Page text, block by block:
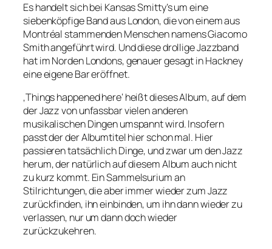
Es handelt sich bei Kansas Smitty’s um eine
siebenköpfige Band aus London, die von einem aus
Montréal stammenden Menschen namens Giacomo
Smith angeführt wird. Und diese drollige Jazzband
hat im Norden Londons, genauer gesagt in Hackney
eine eigene Bar eröffnet.
‚Things happened here‘ heißt dieses Album, auf dem
der Jazz von unfassbar vielen anderen
musikalischen Dingen umspannt wird. Insofern
passt der der Albumtitel hier schon mal. Hier
passieren tatsächlich Dinge, und zwar um den Jazz
herum, der natürlich auf diesem Album auch nicht
zu kurz kommt. Ein Sammelsurium an
Stilrichtungen, die aber immer wieder zum Jazz
zurückfinden, ihn einbinden, um ihn dann wieder zu
verlassen, nur um dann doch wieder
zurückzukehren.